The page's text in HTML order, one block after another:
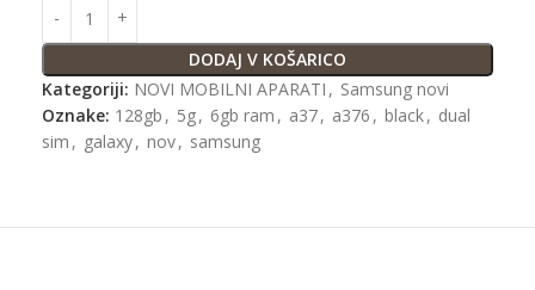
DODAJ V KOŠARICO
Kategoriji: NOVI MOBILNI APARATI , Samsung novi
Oznake: 128gb , 5g, 6gb ram , a37, a376 , black, dual
sim , galaxy, nov, samsung